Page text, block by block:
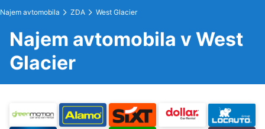
Najem avtomobila ZDA West Glacier
Najem avtomobila v West
Glacier